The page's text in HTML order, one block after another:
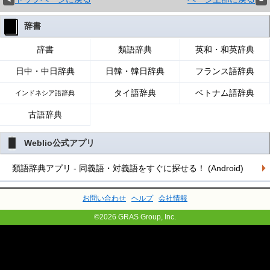
辞書
辞書 類語辞典 英和・和英辞典
日中・中日辞典 日韓・韓日辞典 フランス語辞典
インドネシア語辞典 タイ語辞典 ベトナム語辞典
古語辞典
Weblio公式アプリ
類語辞典アプリ - 同義語・対義語をすぐに探せる！ (Android)
お問い合わせ ヘルプ 会社情報
©2026 GRAS Group, Inc.